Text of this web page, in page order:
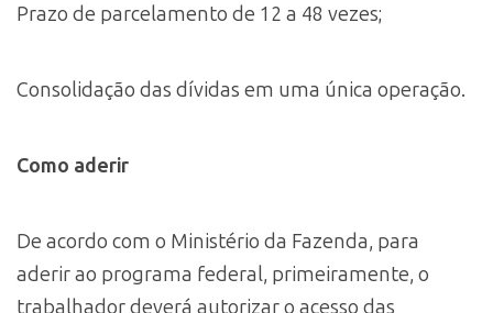
Prazo de parcelamento de 12 a 48 vezes;
Consolidação das dívidas em uma única operação.
Como aderir
De acordo com o Ministério da Fazenda, para
aderir ao programa federal, primeiramente, o
trabalhador deverá autorizar o acesso das